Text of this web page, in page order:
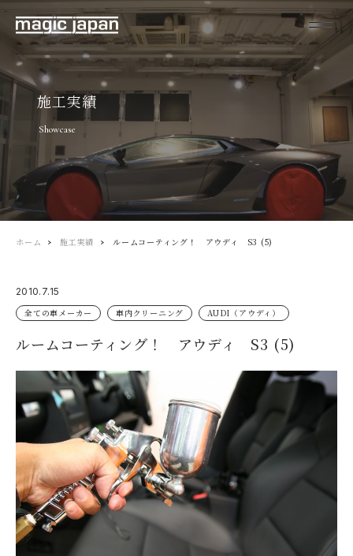
施工実績
Showcase
ホーム 施工実績 ルームコーティング！ アウディ S3 (5)
2010.7.15
全ての車メーカー
車内クリーニング AUDI（アウディ）
ルームコーティング！ アウディ S3 (5)